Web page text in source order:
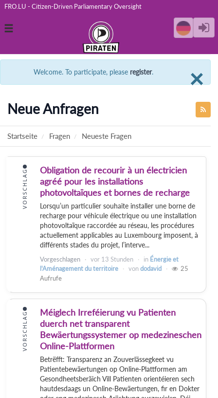
FRO.LU - Citizen-Driven Parliamentary Oversight
Toggle
×
Welcome. To participate, please register.
Neue Anfragen
Startseite Fragen Neueste Fragen
VORSCHLAG
Obligation de recourir à un électricien
agréé pour les installations
photovoltaïques et bornes de recharge
Lorsqu’un particulier souhaite installer une borne de
recharge pour véhicule électrique ou une installation
photovoltaïque raccordée au réseau, les procédures
actuellement applicables au Luxembourg imposent, à
différents stades du projet, l’interve...
Vorgeschlagen vor 13 Stunden in Énergie et
l'Aménagement du territoire
vondodavid
25
Aufrufe
VORSCHLAG
Méiglech Irreféierung vu Patienten
duerch net transparent
Bewäertungssystemer op medezineschen
Online-Plattformen
Betrëfft: Transparenz an Zouverlässegkeet vu
Patientebewäertungen op Online-Plattformen am
Gesondheetsberäich Vill Patienten orientéieren sech
hautdesdaags un Online-Bewäertungen, fir en Dokter